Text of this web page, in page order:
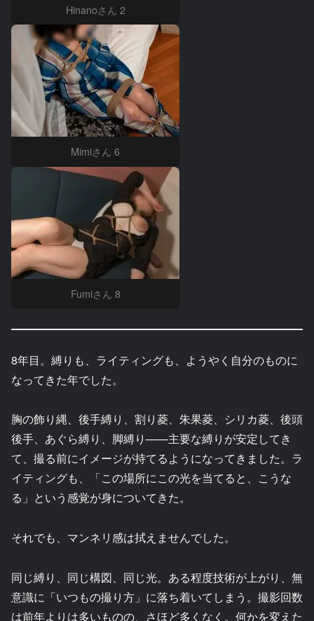
Hinanoさん 2
Mimiさん 6
Fumiさん 8
8年目。縛りも、ライティングも、ようやく自分のものに
なってきた年でした。
胸の飾り縄、後手縛り、割り菱、朱果菱、シリカ菱、後頭
後手、あぐら縛り、脚縛り——主要な縛りが安定してき
て、撮る前にイメージが持てるようになってきました。ラ
イティングも、「この場所にこの光を当てると、こうな
る」という感覚が身についてきた。
それでも、マンネリ感は拭えませんでした。
同じ縛り、同じ構図、同じ光。ある程度技術が上がり、無
意識に「いつもの撮り方」に落ち着いてしまう。撮影回数
は前年よりは多いものの、さほど多くなく。何かを変えた